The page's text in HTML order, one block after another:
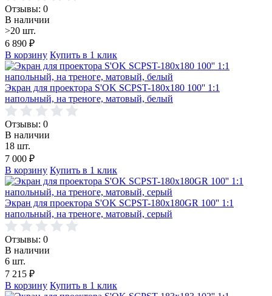
Отзывы: 0
В наличии
>20 шт.
6 890 ₽
В корзину Купить в 1 клик
Экран для проектора S'OK SCPST-180x180 100'' 1:1
напольный, на треноге, матовый, белый
Отзывы: 0
В наличии
18 шт.
7 000 ₽
В корзину Купить в 1 клик
Экран для проектора S'OK SCPST-180x180GR 100'' 1:1
напольный, на треноге, матовый, серый
Отзывы: 0
В наличии
6 шт.
7 215 ₽
В корзину Купить в 1 клик